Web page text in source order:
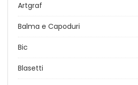
Artgraf
Balma e Capoduri
Bic
Blasetti